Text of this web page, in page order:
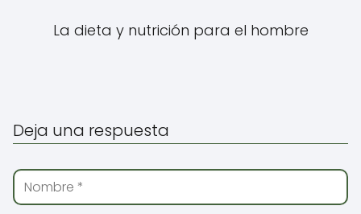
La dieta y nutrición para el hombre
Deja una respuesta